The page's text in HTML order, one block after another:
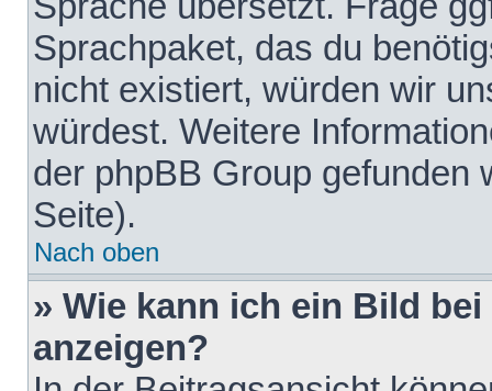
Sprachpaket, das du
nicht existiert, würden wir
würdest. Weitere
der phpBB Group gefunden
Seite).
Nach oben
» Wie kann ich ein Bild
anzeigen?